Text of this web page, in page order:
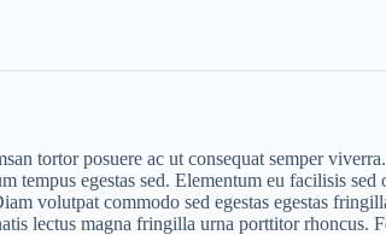
tortor posuere ac ut consequat semper
tempus egestas sed. Elementum eu facilisis
volutpat commodo sed egestas egestas
lectus magna fringilla urna porttitor rhoncus.